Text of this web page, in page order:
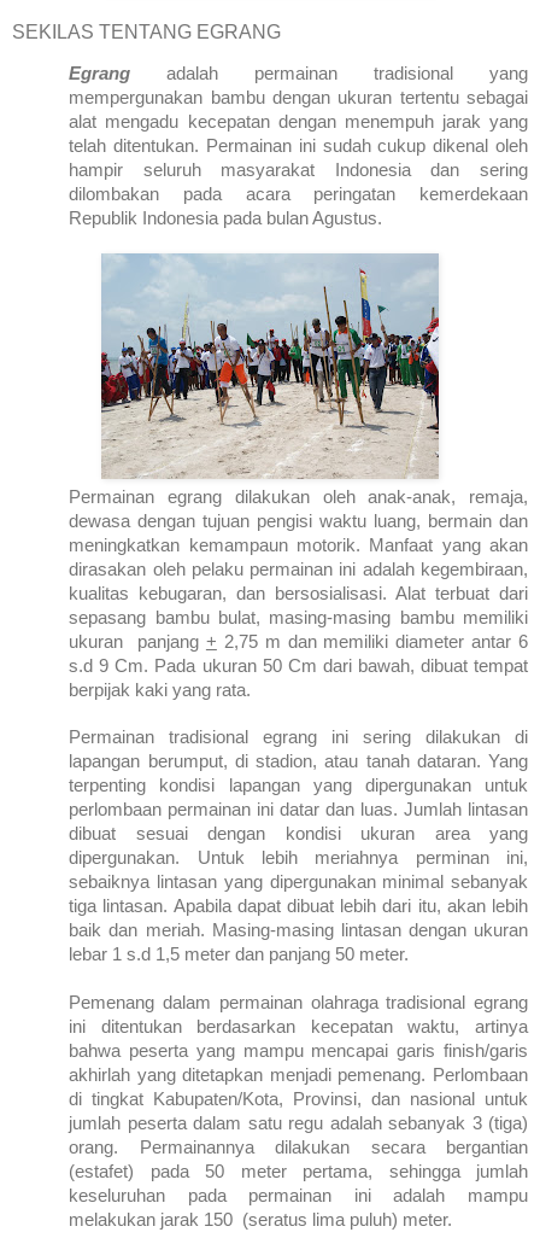
SEKILAS TENTANG EGRANG
Egrang adalah permainan tradisional yang
mempergunakan bambu dengan ukuran tertentu sebagai
alat mengadu kecepatan dengan menempuh jarak yang
telah ditentukan. Permainan ini sudah cukup dikenal oleh
hampir seluruh masyarakat Indonesiadan sering
dilombakan pada acara peringatan kemerdekaan
Republik Indonesia pada bulan Agustus.
Permainan egrang dilakukan oleh anak-anak, remaja,
dewasa dengan tujuan pengisi waktu luang, bermain dan
meningkatkan kemampaun motorik. Manfaat yang akan
dirasakan oleh pelaku permainan ini adalah kegembiraan,
kualitas kebugaran, dan bersosialisasi. Alat terbuat dari
sepasang bambu bulat, masing-masing bambu memiliki
ukuran panjang + 2,75 m dan memiliki diameter antar 6
s.d 9 Cm. Pada ukuran 50 Cm dari bawah, dibuat tempat
berpijak kaki yang rata.
Permainan tradisional egrang ini sering dilakukan di
lapangan berumput, di stadion, atau tanah dataran. Yang
terpenting kondisi lapangan yang dipergunakan untuk
perlombaan permainan ini datar dan luas. Jumlah lintasan
dibuat sesuai dengan kondisi ukuran area yang
dipergunakan. Untuk lebih meriahnya perminan ini,
sebaiknya lintasan yang dipergunakan minimal sebanyak
tiga lintasan. Apabila dapat dibuat lebih dari itu, akan lebih
baik dan meriah. Masing-masing lintasan dengan ukuran
lebar 1 s.d 1,5 meter dan panjang 50 meter.
Pemenang dalam permainan olahraga tradisional egrang
ini ditentukan berdasarkan kecepatan waktu, artinya
bahwa peserta yang mampu mencapai garis finish/garis
akhirlah yang ditetapkan menjadi pemenang. Perlombaan
di tingkat Kabupaten/Kota, Provinsi, dan nasional untuk
jumlah peserta dalam satu regu adalah sebanyak 3 (tiga)
orang. Permainannya dilakukan secara bergantian
(estafet) pada 50 meter pertama, sehingga jumlah
keseluruhan pada permainan ini adalah mampu
melakukan jarak 150 (seratus lima puluh) meter.